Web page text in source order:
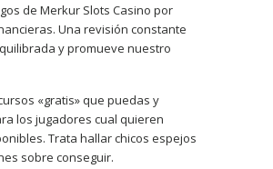
de Merkur Slots Casino por
Una revisión constante
y promueve nuestro
«gratis» que puedas y
los jugadores cual quieren
Trata hallar chicos espejos
sobre conseguir.